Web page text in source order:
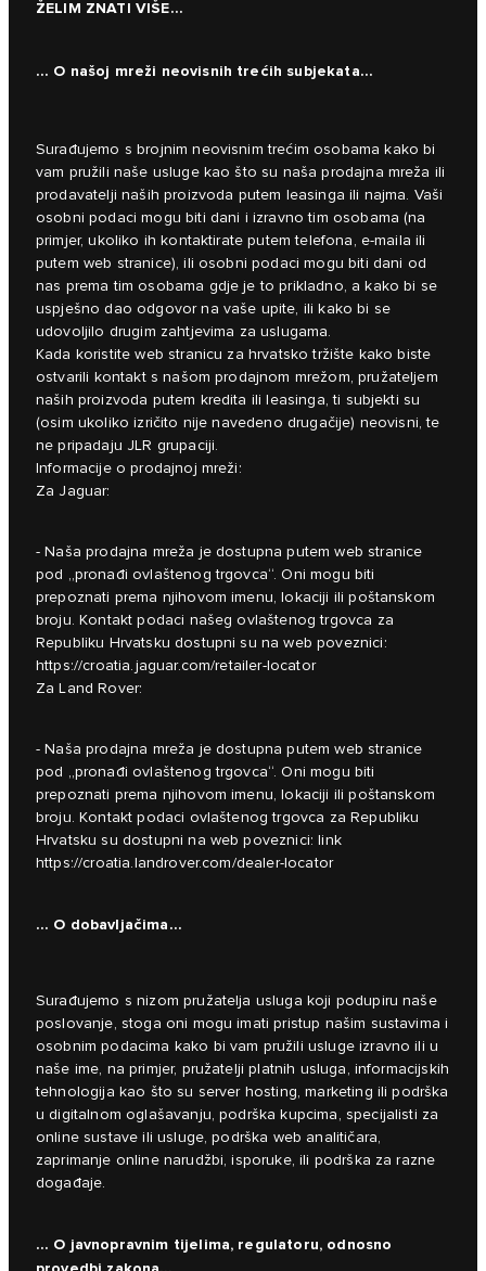
ŽELIM ZNATI VIŠE...
… O našoj mreži neovisnih trećih subjekata...
Surađujemo s brojnim neovisnim trećim osobama kako bi
vam pružili naše usluge kao što su naša prodajna mreža ili
prodavatelji naših proizvoda putem leasinga ili najma. Vaši
osobni podaci mogu biti dani i izravno tim osobama (na
primjer, ukoliko ih kontaktirate putem telefona, e-maila ili
putem web stranice), ili osobni podaci mogu biti dani od
nas prema tim osobama gdje je to prikladno, a kako bi se
uspješno dao odgovor na vaše upite, ili kako bi se
udovoljilo drugim zahtjevima za uslugama.
Kada koristite web stranicu za hrvatsko tržište kako biste
ostvarili kontakt s našom prodajnom mrežom, pružateljem
naših proizvoda putem kredita ili leasinga, ti subjekti su
(osim ukoliko izričito nije navedeno drugačije) neovisni, te
ne pripadaju JLR grupaciji.
Informacije o prodajnoj mreži:
Za Jaguar:
- Naša prodajna mreža je dostupna putem web stranice
pod „pronađi ovlaštenog trgovca“. Oni mogu biti
prepoznati prema njihovom imenu, lokaciji ili poštanskom
broju. Kontakt podaci našeg ovlaštenog trgovca za
Republiku Hrvatsku dostupni su na web poveznici:
https://croatia.jaguar.com/retailer-locator
Za Land Rover:
- Naša prodajna mreža je dostupna putem web stranice
pod „pronađi ovlaštenog trgovca“. Oni mogu biti
prepoznati prema njihovom imenu, lokaciji ili poštanskom
broju. Kontakt podaci ovlaštenog trgovca za Republiku
Hrvatsku su dostupni na web poveznici: link
https://croatia.landrover.com/dealer-locator
… O dobavljačima...
Surađujemo s nizom pružatelja usluga koji podupiru naše
poslovanje, stoga oni mogu imati pristup našim sustavima i
osobnim podacima kako bi vam pružili usluge izravno ili u
naše ime, na primjer, pružatelji platnih usluga, informacijskih
tehnologija kao što su server hosting, marketing ili podrška
u digitalnom oglašavanju, podrška kupcima, specijalisti za
online sustave ili usluge, podrška web analitičara,
zaprimanje online narudžbi, isporuke, ili podrška za razne
događaje.
… O javnopravnim tijelima, regulatoru, odnosno